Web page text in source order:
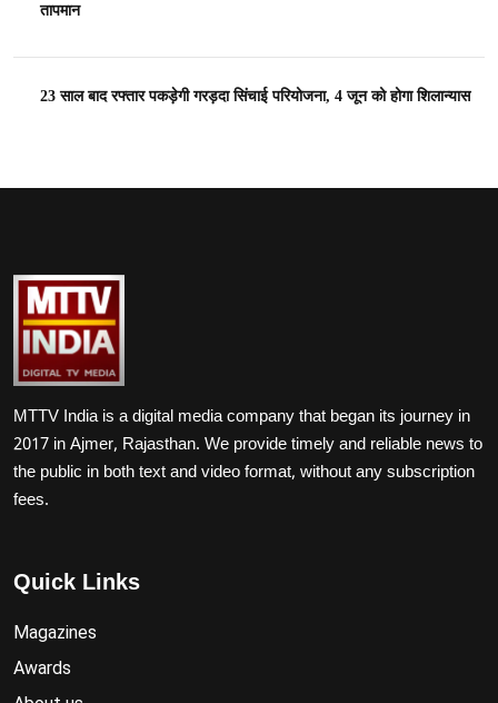
तापमान
23 साल बाद रफ्तार पकड़ेगी गरड़दा सिंचाई परियोजना, 4 जून को होगा शिलान्यास
MTTV India is a digital media company that began its journey in
2017 in Ajmer, Rajasthan. We provide timely and reliable news to
the public in both text and video format, without any subscription
fees.
Quick Links
Magazines
Awards